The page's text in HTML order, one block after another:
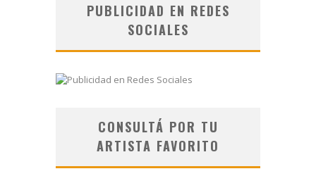
PUBLICIDAD EN REDES
SOCIALES
CONSULTÁ POR TU
ARTISTA FAVORITO